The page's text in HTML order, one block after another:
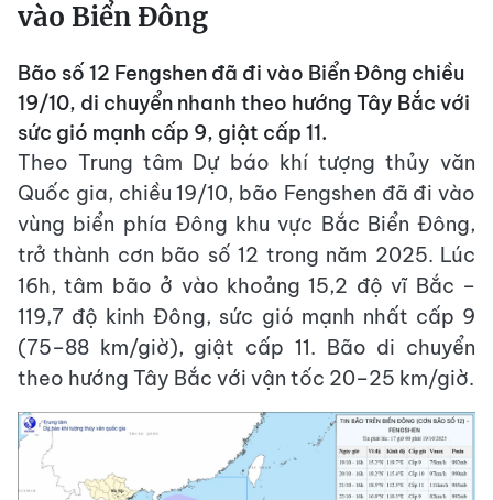
vào Biển Đông
Bão số 12 Fengshen đã đi vào Biển Đông chiều
19/10, di chuyển nhanh theo hướng Tây Bắc với
sức gió mạnh cấp 9, giật cấp 11.
Theo Trung tâm Dự báo khí tượng thủy văn
Quốc gia, chiều 19/10, bão Fengshen đã đi vào
vùng biển phía Đông khu vực Bắc Biển Đông,
trở thành cơn bão số 12 trong năm 2025. Lúc
16h, tâm bão ở vào khoảng 15,2 độ vĩ Bắc –
119,7 độ kinh Đông, sức gió mạnh nhất cấp 9
(75–88 km/giờ), giật cấp 11. Bão di chuyển
theo hướng Tây Bắc với vận tốc 20–25 km/giờ.